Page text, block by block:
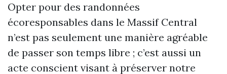
Opter pour des randonnées
écoresponsables dans le Massif Central
n’est pas seulement une manière agréable
de passer son temps libre ; c’est aussi un
acte conscient visant à préserver notre